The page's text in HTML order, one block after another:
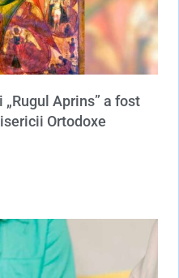
Aprins” a fost
Ortodoxe